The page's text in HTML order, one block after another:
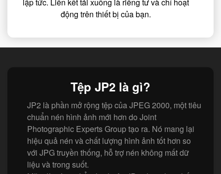
động trên thiết bị của bạn.
Tệp JP2 là gì?
JP2 là phần mở rộng tệp của JPEG 2000, một tiêu
chuẩn nén hình ảnh mới hơn do Joint
Photographic Experts Group tạo ra. Nó mang lại
hiệu quả nén và chất lượng hình ảnh tốt hơn so
với JPG truyền thống, hỗ trợ nén không mất dữ
liệu và trong suốt.